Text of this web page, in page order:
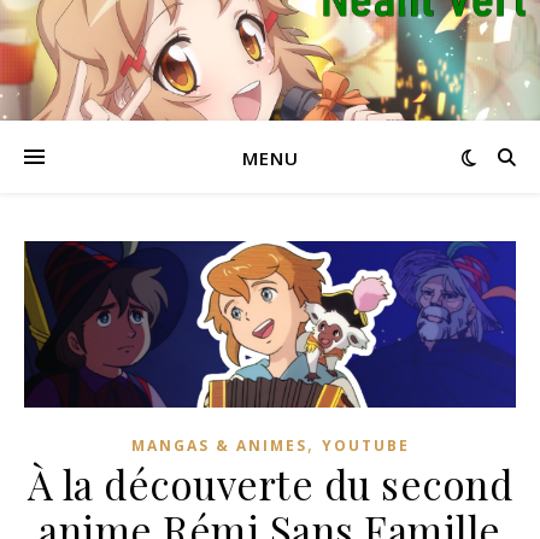
MENU
MANGAS & ANIMES, YOUTUBE
À la découverte du second